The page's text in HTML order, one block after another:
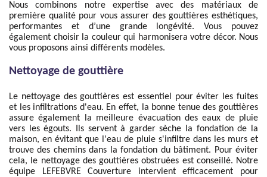
Nous combinons notre expertise avec des matériaux de
première qualité pour vous assurer des gouttières esthétiques,
performantes et d’une grande longévité. Vous pouvez
également choisir la couleur qui harmonisera votre décor. Nous
vous proposons ainsi différents modèles.
Nettoyage de gouttière
Le nettoyage des gouttières est essentiel pour éviter les fuites
et les infiltrations d'eau. En effet, la bonne tenue des gouttières
assure également la meilleure évacuation des eaux de pluie
vers les égouts. Ils servent à garder sèche la fondation de la
maison, en évitant que l'eau de pluie s'infiltre dans les murs et
trouve des chemins dans la fondation du bâtiment. Pour éviter
cela, le nettoyage des gouttières obstruées est conseillé. Notre
équipe LEFEBVRE Couverture intervient efficacement pour